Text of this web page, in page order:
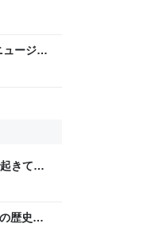
ュージー
び人生
きてい
歴史に